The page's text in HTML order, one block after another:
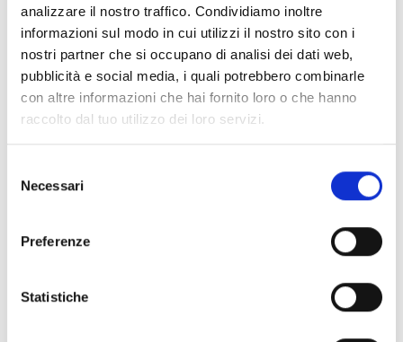
analizzare il nostro traffico. Condividiamo inoltre
informazioni sul modo in cui utilizzi il nostro sito con i
nostri partner che si occupano di analisi dei dati web,
pubblicità e social media, i quali potrebbero combinarle
con altre informazioni che hai fornito loro o che hanno
raccolto dal tuo utilizzo dei loro servizi.
delNecessari
Preferenze
Statistiche
Industrializzazione SOL e Doppio Led
ID 15355
Smart Box
Smart Box Retail
Transizione digitale ed ecologica